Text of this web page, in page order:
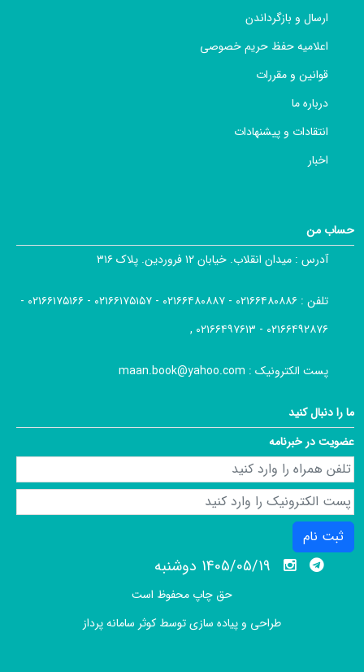
ارسال و بازگرداندن
اعلامیه حفظ حریم خصوصی
قوانین و مقررات
درباره ما
انتقادات و پیشنهادات
اخبار
حساب من
آدرس : میدان انقلاب. خیابان ۱۲ فروردین. پلاک ۳۱۶
تلفن :
۰۲۱۶۶۴۸۰۸۸۶ - ۰۲۱۶۶۴۸۰۸۸۷ - ۰۲۱۶۶۱۷۵۱۵۷ - ۰۲۱۶۶۱۷۵۱۶۶ -
۰۲۱۶۶۴۹۲۸۷۶ - ۰۲۱۶۶۴۹۷۶۱۳ ,
پست الکترونیک : maan.book@yahoo.com
ما را دنبال کنید
عضویت در خبرنامه
ثبت نام
1405/05/19 دوشنبه
حق چاپ محفوظ است
طراحی و پیاده سازی توسط کوثر سامانه پرداز